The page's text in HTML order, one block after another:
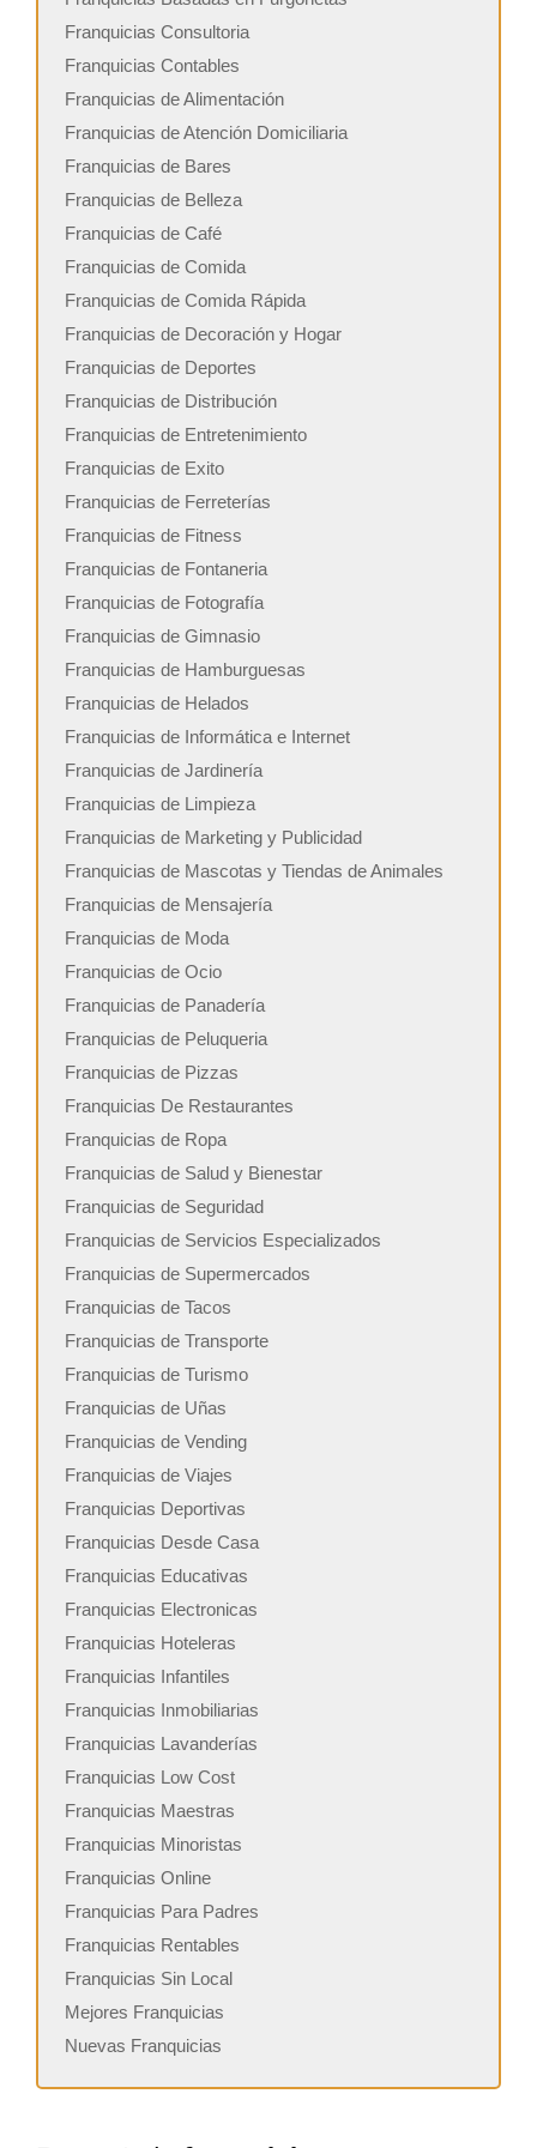
Franquicias Consultoria
Franquicias Contables
Franquicias de Alimentación
Franquicias de Atención Domiciliaria
Franquicias de Bares
Franquicias de Belleza
Franquicias de Café
Franquicias de Comida
Franquicias de Comida Rápida
Franquicias de Decoración y Hogar
Franquicias de Deportes
Franquicias de Distribución
Franquicias de Entretenimiento
Franquicias de Exito
Franquicias de Ferreterías
Franquicias de Fitness
Franquicias de Fontaneria
Franquicias de Fotografía
Franquicias de Gimnasio
Franquicias de Hamburguesas
Franquicias de Helados
Franquicias de Informática e Internet
Franquicias de Jardinería
Franquicias de Limpieza
Franquicias de Marketing y Publicidad
Franquicias de Mascotas y Tiendas de Animales
Franquicias de Mensajería
Franquicias de Moda
Franquicias de Ocio
Franquicias de Panadería
Franquicias de Peluqueria
Franquicias de Pizzas
Franquicias De Restaurantes
Franquicias de Ropa
Franquicias de Salud y Bienestar
Franquicias de Seguridad
Franquicias de Servicios Especializados
Franquicias de Supermercados
Franquicias de Tacos
Franquicias de Transporte
Franquicias de Turismo
Franquicias de Uñas
Franquicias de Vending
Franquicias de Viajes
Franquicias Deportivas
Franquicias Desde Casa
Franquicias Educativas
Franquicias Electronicas
Franquicias Hoteleras
Franquicias Infantiles
Franquicias Inmobiliarias
Franquicias Lavanderías
Franquicias Low Cost
Franquicias Maestras
Franquicias Minoristas
Franquicias Online
Franquicias Para Padres
Franquicias Rentables
Franquicias Sin Local
Mejores Franquicias
Nuevas Franquicias